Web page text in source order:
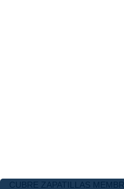
CUBRE ZAPATILLAS